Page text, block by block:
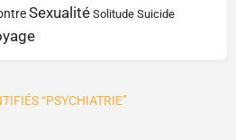
Sexualité Solitude Suicide
“PSYCHIATRIE”